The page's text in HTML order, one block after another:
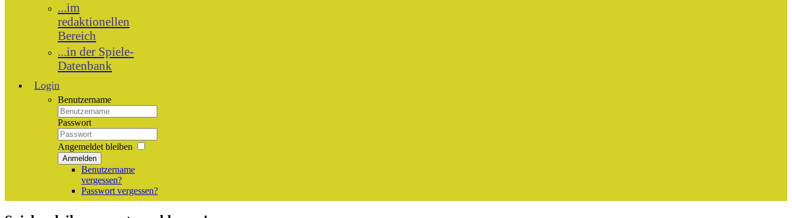
...im
redaktionellen
Bereich
...in der Spiele-
Datenbank
Login
Benutzername
Passwort
Angemeldet bleiben
Anmelden
Benutzername
vergessen?
Passwort vergessen?